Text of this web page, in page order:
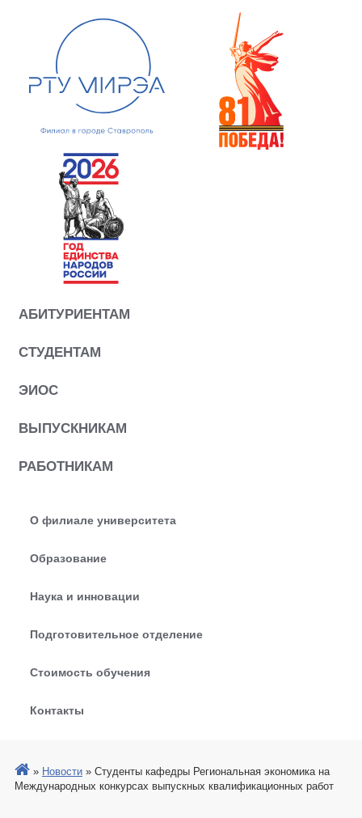
АБИТУРИЕНТАМ
СТУДЕНТАМ
ЭИОС
ВЫПУСКНИКАМ
РАБОТНИКАМ
О филиале университета
Образование
Наука и инновации
Подготовительное отделение
Стоимость обучения
Контакты
» Новости » Студенты кафедры Региональная экономика на
Международных конкурсах выпускных квалификационных работ